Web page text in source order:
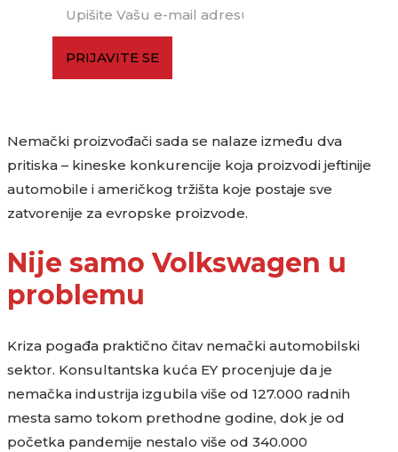
PRIJAVITE SE
Nemački proizvođači sada se nalaze između dva
pritiska – kineske konkurencije koja proizvodi jeftinije
automobile i američkog tržišta koje postaje sve
zatvorenije za evropske proizvode.
Nije samo Volkswagen u
problemu
Kriza pogađa praktično čitav nemački automobilski
sektor. Konsultantska kuća EY procenjuje da je
nemačka industrija izgubila više od 127.000 radnih
mesta samo tokom prethodne godine, dok je od
početka pandemije nestalo više od 340.000